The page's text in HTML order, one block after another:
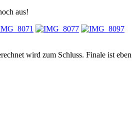
aus!
wird zum Schluss. Finale ist eben